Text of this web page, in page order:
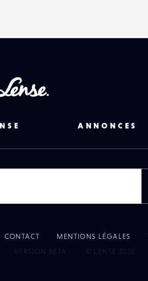
ANNONCES
CONTACT MENTIONS LÉGALES
VERSION BÊTA
© LENSE 2026